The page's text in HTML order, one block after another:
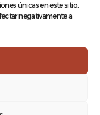
únicas en este sitio.
negativamente a